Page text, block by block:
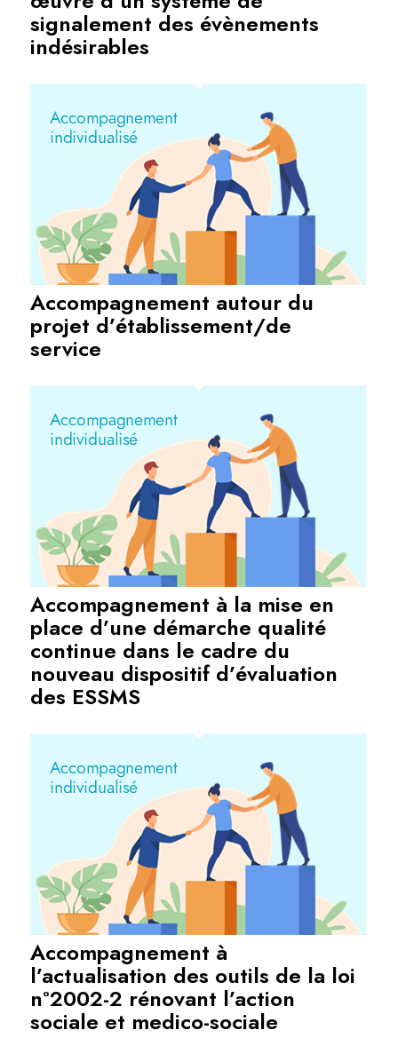
signalement des évènements
indésirables
Accompagnement autour du
projet d’établissement/de
service
Accompagnement à la mise en
place d’une démarche qualité
continue dans le cadre du
nouveau dispositif d’évaluation
des ESSMS
Accompagnement à
l’actualisation des outils de la loi
n°2002-2 rénovant l’action
sociale et medico-sociale